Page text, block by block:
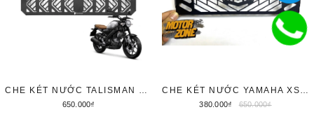
CHE KÉT NƯỚC TALISMAN CHO YAMAHA XSR155 / XS155R
650.000₫
CHE KÉT NƯỚC YAMAHA XSR155
380.000₫ 650.000₫